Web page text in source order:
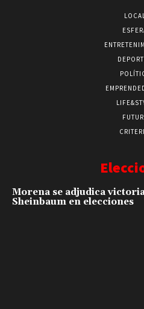
Morena se adjudica
Sheinbaum en elecciones